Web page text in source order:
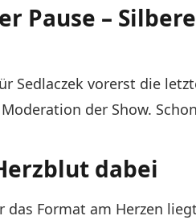
Pause –
Sedlaczek vorerst die
der Show.
dabei
das Format am Herzen